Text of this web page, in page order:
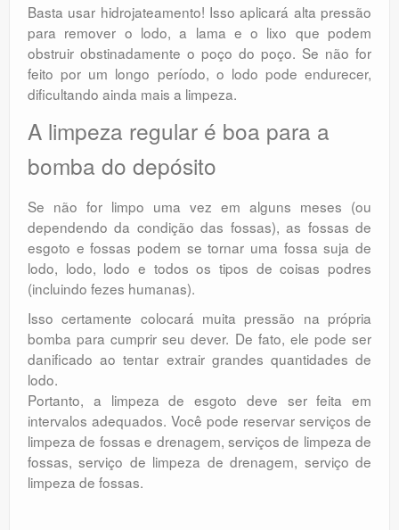
Basta usar hidrojateamento! Isso aplicará alta pressão
para remover o lodo, a lama e o lixo que podem
obstruir obstinadamente o poço do poço. Se não for
feito por um longo período, o lodo pode endurecer,
dificultando ainda mais a limpeza.
A limpeza regular é boa para a
bomba do depósito
Se não for limpo uma vez em alguns meses (ou
dependendo da condição das fossas), as fossas de
esgoto e fossas podem se tornar uma fossa suja de
lodo, lodo, lodo e todos os tipos de coisas podres
(incluindo fezes humanas).
Isso certamente colocará muita pressão na própria
bomba para cumprir seu dever. De fato, ele pode ser
danificado ao tentar extrair grandes quantidades de
lodo.
Portanto, a limpeza de esgoto deve ser feita em
intervalos adequados. Você pode reservar serviços de
limpeza de fossas e drenagem, serviços de limpeza de
fossas, serviço de limpeza de drenagem, serviço de
limpeza de fossas.